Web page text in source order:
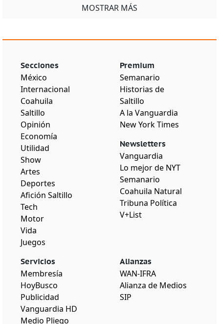
MOSTRAR MÁS
Secciones
México
Internacional
Coahuila
Saltillo
Opinión
Economía
Utilidad
Show
Artes
Deportes
Afición Saltillo
Tech
Motor
Vida
Juegos
Premium
Semanario
Historias de
Saltillo
A la Vanguardia
New York Times
Newsletters
Vanguardia
Lo mejor de NYT
Semanario
Coahuila Natural
Tribuna Política
V+List
Servicios
Membresía
HoyBusco
Publicidad
Vanguardia HD
Medio Pliego
Alianzas
WAN-IFRA
Alianza de Medios
SIP